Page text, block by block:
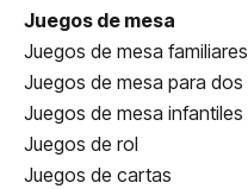
Juegos de mesa
Juegos de mesa familiares
Juegos de mesa para dos
Juegos de mesa infantiles
Juegos de rol
Juegos de cartas